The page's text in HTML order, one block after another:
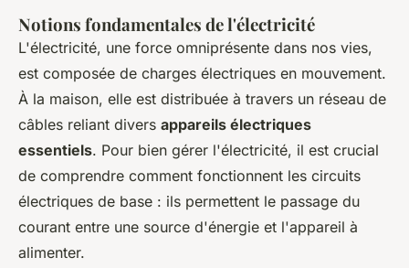
Notions fondamentales de l'électricité
L'électricité, une force omniprésente dans nos vies,
est composée de charges électriques en mouvement.
À la maison, elle est distribuée à travers un réseau de
câbles reliant divers appareils électriques
essentiels. Pour bien gérer l'électricité, il est crucial
de comprendre comment fonctionnent les circuits
électriques de base : ils permettent le passage du
courant entre une source d'énergie et l'appareil à
alimenter.